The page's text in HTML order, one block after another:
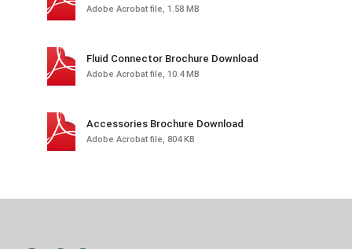
Adobe Acrobat file, 1.58 MB
Fluid Connector Brochure Download
Adobe Acrobat file, 10.4 MB
Accessories Brochure Download
Adobe Acrobat file, 804 KB